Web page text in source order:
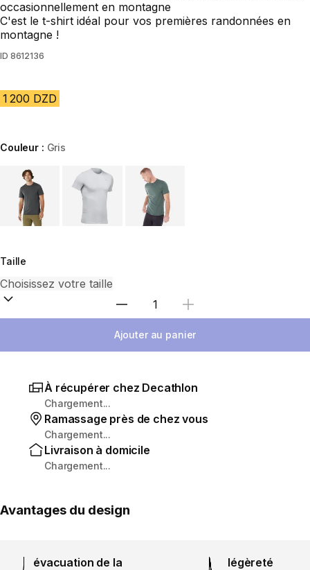
occasionnellement en montagne
C'est le t-shirt idéal pour vos premières randonnées en
montagne !
ID 8612136
1 200 DZD
Couleur : Gris
Choose a variant
Taille
Sélectionnez la quantité
Ajouter au panier
À récupérer chez Decathlon
Chargement...
Ramassage près de chez vous
Chargement...
Livraison à domicile
Chargement...
Avantages du design
évacuation de la
légèreté